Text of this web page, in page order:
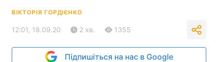
ВІКТОРІЯ ГОРДІЄНКО
12:01, 18.09.20 2 хв. 1355
Підпишіться на нас в Google